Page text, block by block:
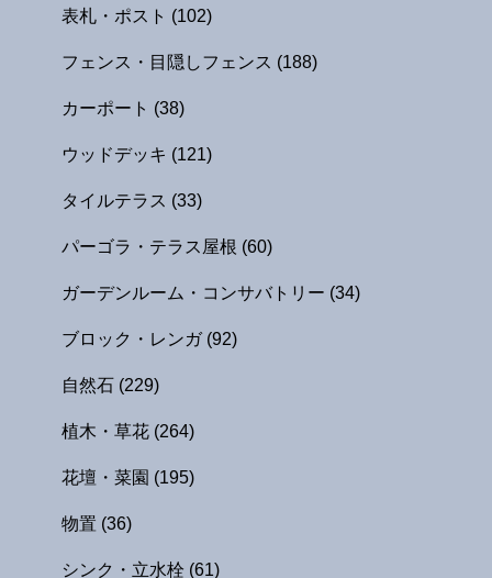
表札・ポスト (102)
フェンス・目隠しフェンス (188)
カーポート (38)
ウッドデッキ (121)
タイルテラス (33)
パーゴラ・テラス屋根 (60)
ガーデンルーム・コンサバトリー (34)
ブロック・レンガ (92)
自然石 (229)
植木・草花 (264)
花壇・菜園 (195)
物置 (36)
シンク・立水栓 (61)